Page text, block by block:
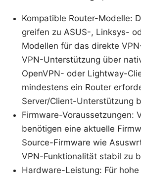
Kompatible Router-Modelle:
greifen zu ASUS-, Linksys-
Modellen für das direkte
VPN-Unterstützung über
OpenVPN- oder Lightway-
mindestens ein Router
Server/Client-Unterstützung
Firmware-Voraussetzungen:
benötigen eine aktuelle
Source-Firmware wie
VPN-Funktionalität stabil zu
Hardware-Leistung: Für hohe